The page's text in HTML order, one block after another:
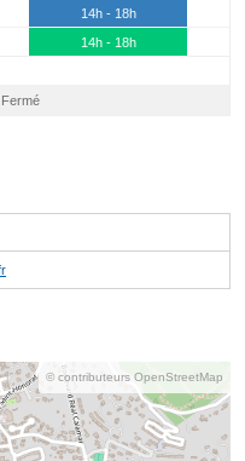
14h - 18h
14h - 18h
Fermé
© contributeurs OpenStreetMap